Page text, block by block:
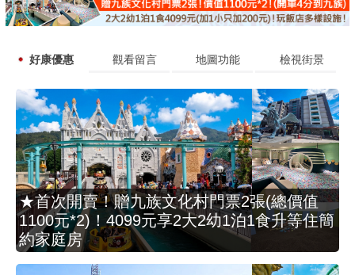
好康優惠 觀看留言 地圖功能 檢視街景
★首次開賣！贈九族文化村門票2張(總價值
1100元*2)！4099元享2大2幼1泊1食升等住簡
約家庭房